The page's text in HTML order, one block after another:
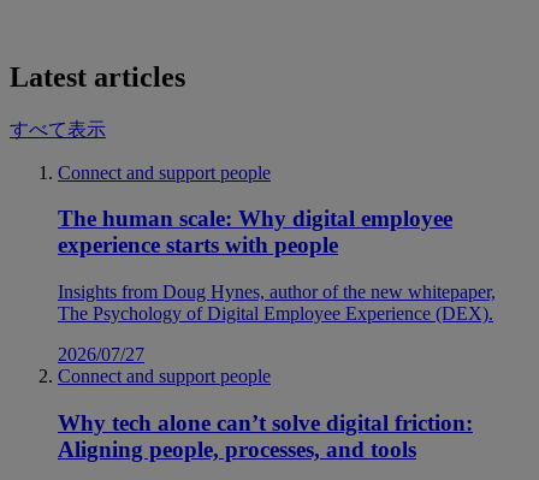
Latest articles
すべて表示
Connect and support people
The human scale: Why digital employee
experience starts with people
Insights from Doug Hynes, author of the new whitepaper,
The Psychology of Digital Employee Experience (DEX).
2026/07/27
Connect and support people
Why tech alone can’t solve digital friction:
Aligning people, processes, and tools